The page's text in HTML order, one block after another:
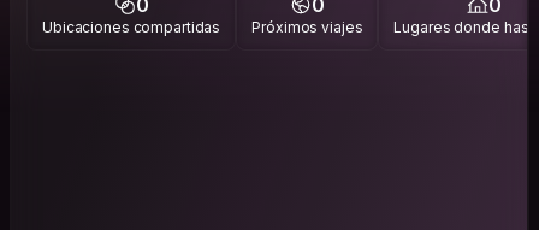
Ubicaciones compartidas Próximos viajes Lugares donde has